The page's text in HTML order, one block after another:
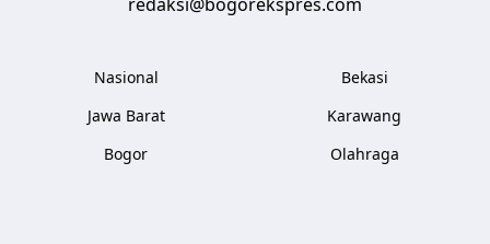
Nasional
Jawa Barat
Bogor
Bekasi
Karawang
Olahraga